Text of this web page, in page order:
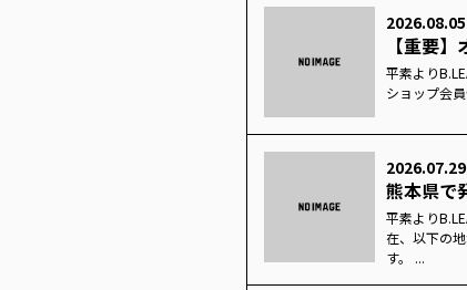
2026.08.05
【重要
平素より
ショップ会
2026.07.29
熊本県で
平素より
在、以下の
す。 ...